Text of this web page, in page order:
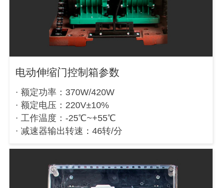
电动伸缩门控制箱参数
· 额定功率：370W/420W
· 额定电压：220V±10%
· 工作温度：-25℃~+55℃
· 减速器输出转速：46转/分